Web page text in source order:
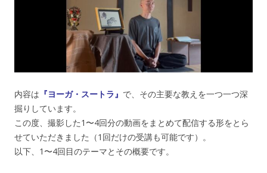
内容は 『ヨーガ・スートラ』 で、その主要な教えを一つ一つ深
掘りしています。
この度、撮影した1〜4回分の動画をまとめて配信する形をとら
せていただきました（1回だけの受講も可能です）。
以下、1〜4回目のテーマとその概要です。